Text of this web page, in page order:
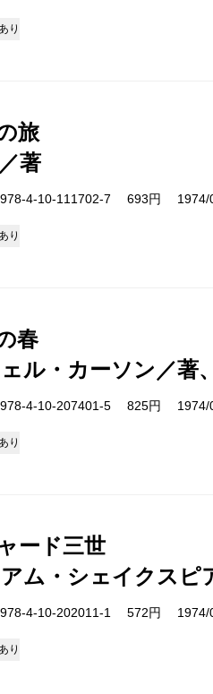
り
旅
著
4-10-111702-7 693円 1974/
り
春
ル・カーソン／著
4-10-207401-5 825円 1974/
り
ード三世
ム・シェイクスピ
4-10-202011-1 572円 1974/
り